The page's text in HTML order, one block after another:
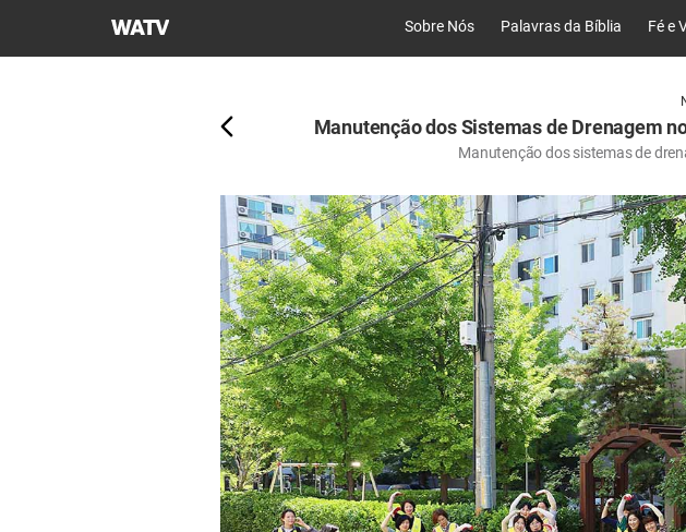
Igreja
Missionária
Sobre Nós Palavras da Bíblia Fé e
Manutenção dos Sistemas de Drenagem
Manutenção dos sistemas de